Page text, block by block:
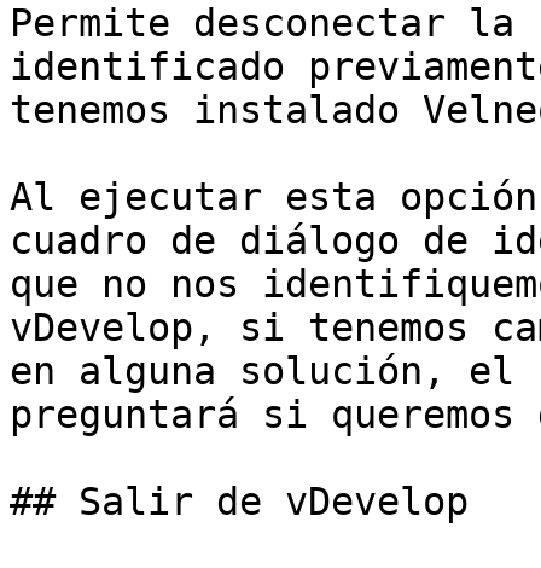
Permite desconectar la
identificado
tenemos instalado
Al ejecutar esta
cuadro de diálogo de
que no nos
vDevelop, si tenemos
en alguna solución, el
preguntará si
## Salir de vDevelop